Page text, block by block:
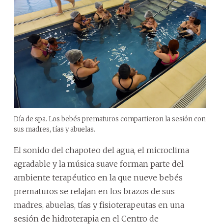
Día de spa. Los bebés prematuros compartieron la sesión con
sus madres, tías y abuelas.
El sonido del chapoteo del agua, el microclima
agradable y la música suave forman parte del
ambiente terapéutico en la que nueve bebés
prematuros se relajan en los brazos de sus
madres, abuelas, tías y fisioterapeutas en una
sesión de hidroterapia en el Centro de